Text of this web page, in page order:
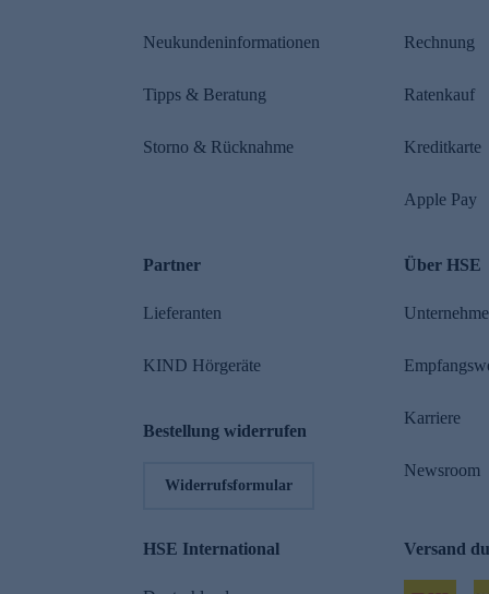
Neukundeninformationen
Tipps & Beratung
Storno & Rücknahme
Rechnung
Ratenkauf
Kreditkarte
Apple Pay
Partner
Lieferanten
KIND Hörgeräte
Bestellung widerrufen
Widerrufsformular
Über HSE
Karriere
Newsroom
HSE International Versand